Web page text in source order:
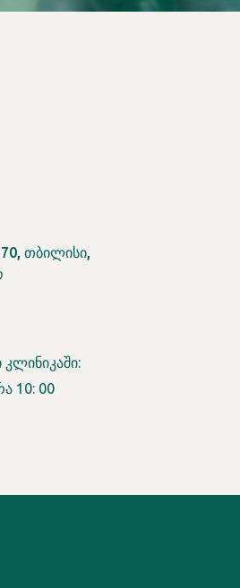
70, თბილისი,
კლინიკაში:
10: 00